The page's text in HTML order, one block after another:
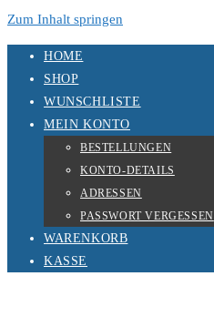
Zum Inhalt springen
HOME
SHOP
WUNSCHLISTE
MEIN KONTO
BESTELLUNGEN
KONTO-DETAILS
ADRESSEN
PASSWORT VERGESSEN
WARENKORB
KASSE